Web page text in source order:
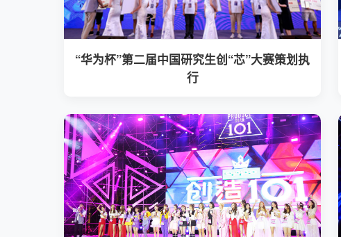
“华为杯”第二届中国研究生创“芯”大赛策划执
行